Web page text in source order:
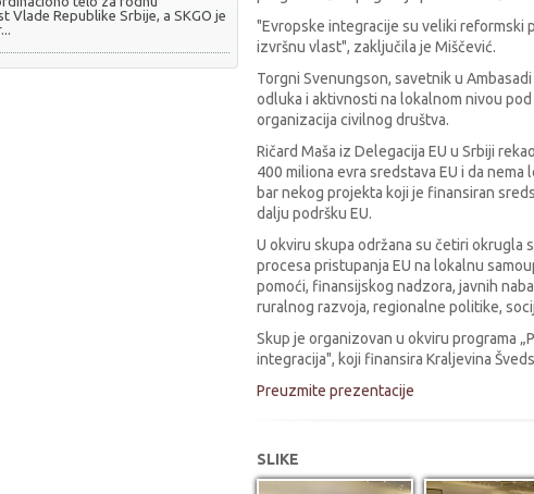
Vlade Republike Srbije, a SKGO je
"Evropske integracije su veliki reformski
izvršnu vlast", zaključila je Miščević.
Torgni Svenungson, savetnik u
odluka i aktivnosti na lokalnom nivou
organizacija civilnog društva.
Ričard Maša iz Delegacija EU u Srbiji
400 miliona evra sredstava EU i da
bar nekog projekta koji je finansiran
dalju podršku EU.
U okviru skupa održana su četiri okrugla
procesa pristupanja EU na lokalnu
pomoći, finansijskog nadzora, javnih
ruralnog razvoja, regionalne politike,
Skup je organizovan u okviru programa
integracija", koji finansira Kraljevina
Preuzmite prezentacije
SLIKE